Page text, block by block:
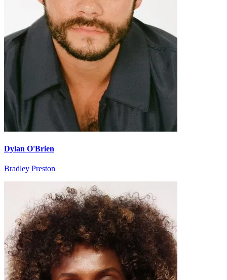
Dylan O'Brien
Bradley Preston